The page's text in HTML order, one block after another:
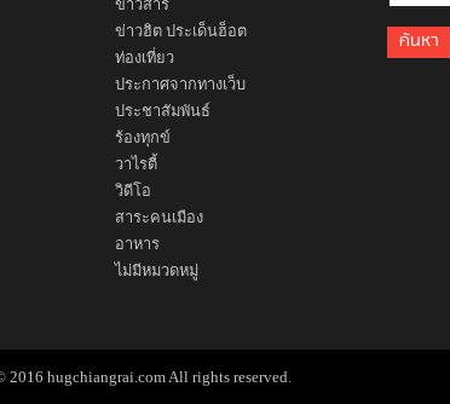
ข่าวสาร
ข่าวฮิต ประเด็นฮ็อต
ท่องเที่ยว
ประกาศจากทางเว็บ
ประชาสัมพันธ์
ร้องทุกข์
วาไรตี้
วิดีโอ
สาระคนเมือง
อาหาร
ไม่มีหมวดหมู่
hugchiangrai.com All rights reserved.